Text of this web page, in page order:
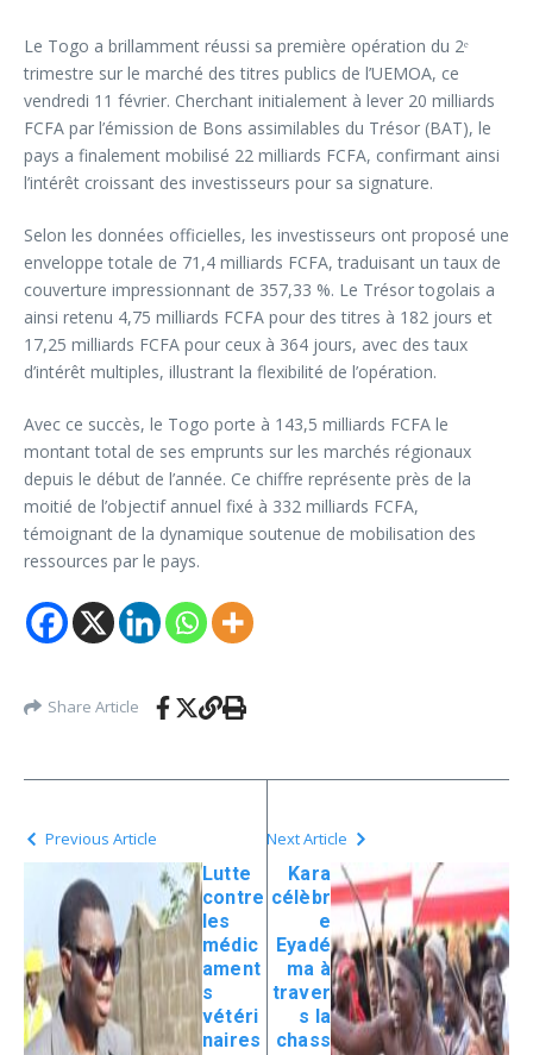
Le Togo a brillamment réussi sa première opération du 2ᵉ
trimestre sur le marché des titres publics de l’UEMOA, ce
vendredi 11 février. Cherchant initialement à lever 20 milliards
FCFA par l’émission de Bons assimilables du Trésor (BAT), le
pays a finalement mobilisé 22 milliards FCFA, confirmant ainsi
l’intérêt croissant des investisseurs pour sa signature.
Selon les données officielles, les investisseurs ont proposé une
enveloppe totale de 71,4 milliards FCFA, traduisant un taux de
couverture impressionnant de 357,33 %. Le Trésor togolais a
ainsi retenu 4,75 milliards FCFA pour des titres à 182 jours et
17,25 milliards FCFA pour ceux à 364 jours, avec des taux
d’intérêt multiples, illustrant la flexibilité de l’opération.
Avec ce succès, le Togo porte à 143,5 milliards FCFA le
montant total de ses emprunts sur les marchés régionaux
depuis le début de l’année. Ce chiffre représente près de la
moitié de l’objectif annuel fixé à 332 milliards FCFA,
témoignant de la dynamique soutenue de mobilisation des
ressources par le pays.
Share Article
Previous Article
Lutte
contre
les
médic
ament
s
vétéri
naires
Next Article
Kara
célèbr
e
Eyadé
ma à
traver
s la
chass